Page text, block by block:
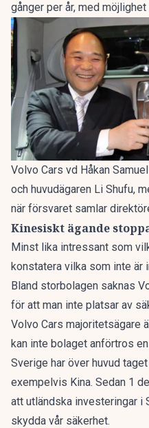
gånger per år, med
Volvo Cars vd Håkan
och huvudägaren Li Shufu,
när försvaret samlar
Kinesiskt ägande
Minst lika intressant som
konstatera vilka som inte är
Bland storbolagen saknas
för att man inte platsar av
Volvo Cars majoritetsägare
kan inte bolaget anförtros
Sverige har över huvud
exempelvis Kina. Sedan 1
att utländska investeringar i
skydda vår säkerhet.